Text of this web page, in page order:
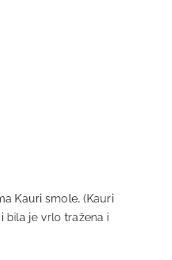
Kauri smole, (Kauri
bila je vrlo tražena i